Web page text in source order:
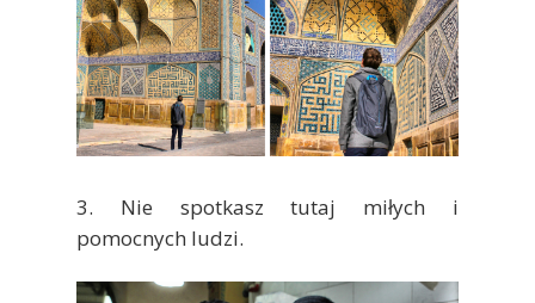
3. Nie spotkasz tutaj miłych i
pomocnych ludzi.